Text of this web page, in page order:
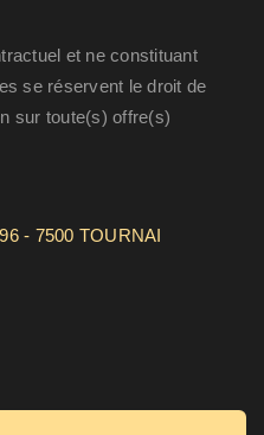
et ne constituant
se réservent le droit de
sur toute(s) offre(s)
- 7500 TOURNAI